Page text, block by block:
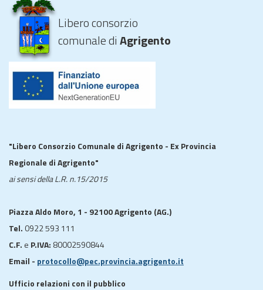
Libero consorzio
comunale diAgrigento
"Libero Consorzio Comunale di Agrigento - Ex Provincia
Regionale di Agrigento"
ai sensi della L.R. n.15/2015
Piazza Aldo Moro, 1 - 92100 Agrigento (AG.)
Tel. 0922 593 111
C.F. e P.IVA: 80002590844
Email - protocollo@pec.provincia.agrigento.it
Ufficio relazioni con il pubblico